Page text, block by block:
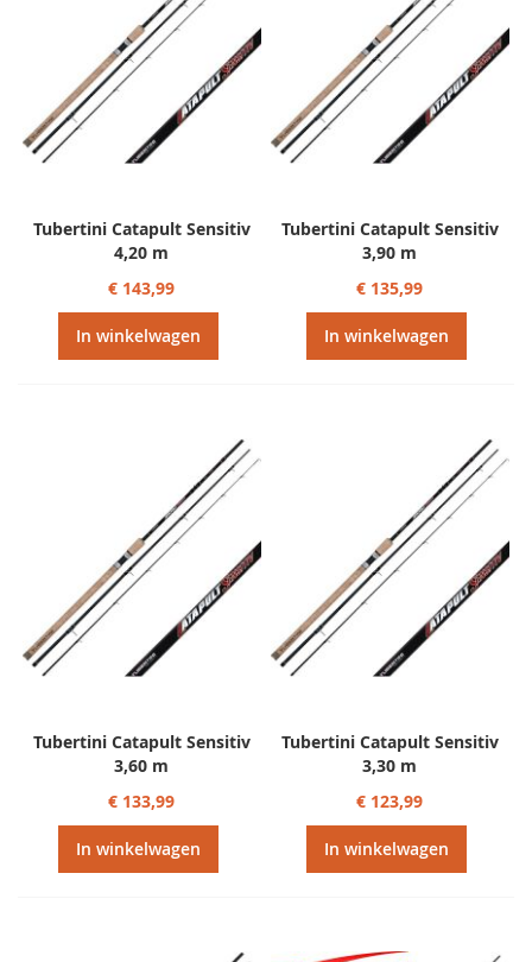
Tubertini Catapult Sensitiv
4,20 m
€ 143,99
In winkelwagen
Tubertini Catapult Sensitiv
3,90 m
€ 135,99
In winkelwagen
Tubertini Catapult Sensitiv
3,60 m
€ 133,99
In winkelwagen
Tubertini Catapult Sensitiv
3,30 m
€ 123,99
In winkelwagen